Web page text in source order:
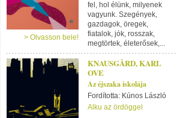
> Olvasson bele!
fel, hol élünk, milyenek
vagyunk. Szegények,
gazdagok, öregek,
fiatalok, jók, rosszak,
megtörtek, életerősek,...
KNAUSGÅRD, KARL
OVE
Az éjszaka iskolája
Fordította: Kúnos László
Alku az ördöggel